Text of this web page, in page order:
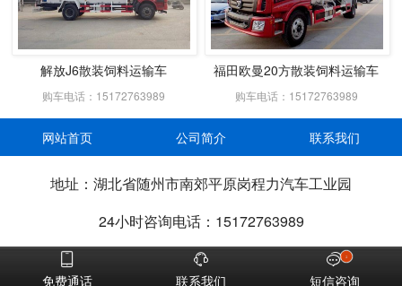
解放J6散装饲料运输车
购车电话：15172763989
福田欧曼20方散装饲料运输车
购车电话：15172763989
网站首页 公司简介 联系我们
地址：湖北省随州市南郊平原岗程力汽车工业园
24小时咨询电话：15172763989

免费通话

联系我们
 2
短信咨询